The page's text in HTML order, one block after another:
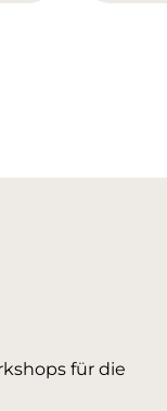
für die